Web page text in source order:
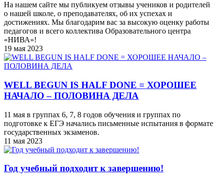
На нашем сайте мы публикуем отзывы учеников и родителей
о нашей школе, о преподавателях, об их успехах и
достижениях. Мы благодарим вас за высокую оценку работы
педагогов и всего коллектива Образовательного центра
«НИВА»!
19 мая 2023
WELL BEGUN IS HALF DONE = ХОРОШЕЕ
НАЧАЛО – ПОЛОВИНА ДЕЛА
11 мая в группах 6, 7, 8 годов обучения и группах по
подготовке к ЕГЭ начались письменные испытания в формате
государственных экзаменов.
11 мая 2023
Год учебный подходит к завершению!